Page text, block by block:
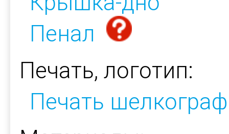
Пенал
Печать, логотип:
Печать